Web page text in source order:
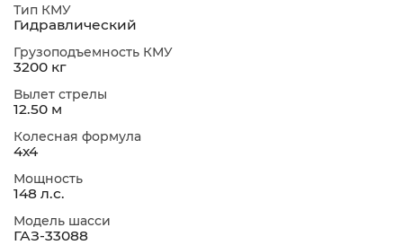
Тип КМУ
Гидравлический
Грузоподъемность КМУ
3200 кг
Вылет стрелы
12.50 м
Колесная формула
4х4
Мощность
148 л.с.
Модель шасси
ГАЗ-33088